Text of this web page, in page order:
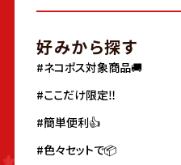
好みから探す
#ネコポス対象商品🚚
#ここだけ限定‼️
#簡単便利👍
#色々セットで📦